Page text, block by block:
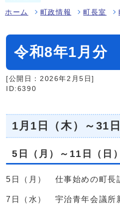
ホーム 町政情報 町長室
令和8年1月分
[公開日：2026年2月5日]
ID:6390
1月1日（木）～31日
5日（月）～11日（日）
5日（月） 仕事始めの町長
7日（水） 宇治青年会議所